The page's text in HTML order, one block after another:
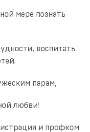
мере познать
воспитать
парам,
любви!
и профком